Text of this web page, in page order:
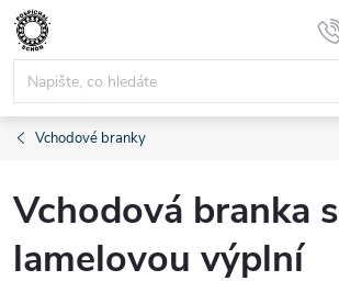
Přejít
obsah
Vchodové branky
Vchodová branka s
lamelovou výplní